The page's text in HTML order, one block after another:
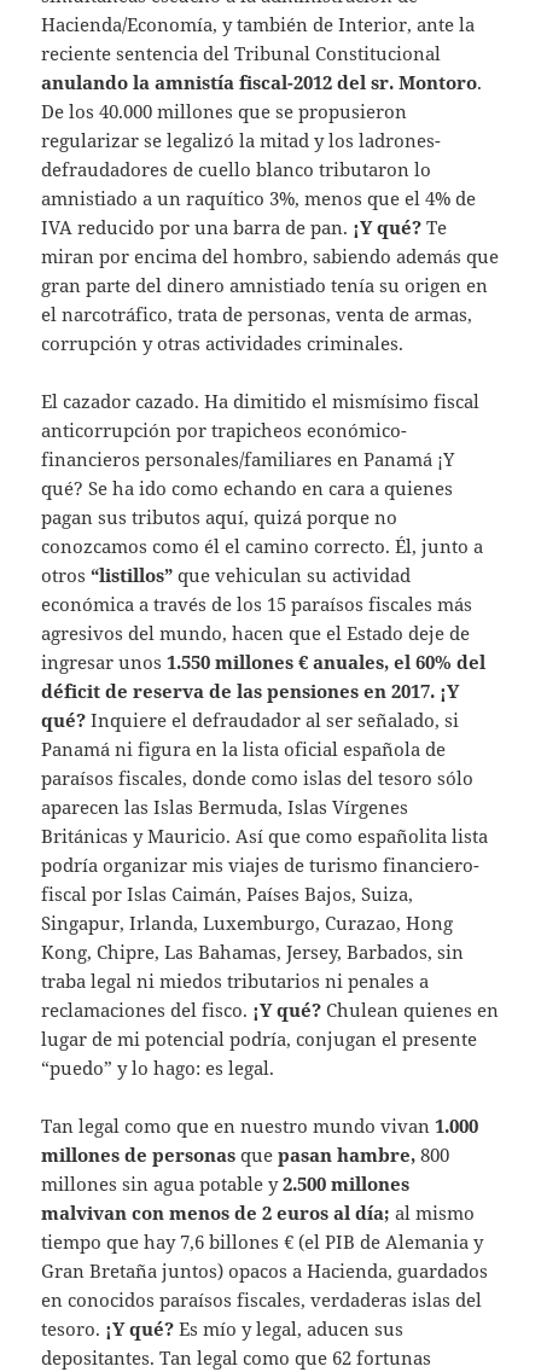
Hacienda/Economía, y también de Interior, ante la
reciente sentencia del Tribunal Constitucional
anulando la amnistía fiscal-2012 del sr. Montoro.
De los 40.000 millones que se propusieron
regularizar se legalizó la mitad y los ladrones-
defraudadores de cuello blanco tributaron lo
amnistiado a un raquítico 3%, menos que el 4% de
IVA reducido por una barra de pan. ¡Y qué? Te
miran por encima del hombro, sabiendo además que
gran parte del dinero amnistiado tenía su origen en
el narcotráfico, trata de personas, venta de armas,
corrupción y otras actividades criminales.
El cazador cazado. Ha dimitido el mismísimo fiscal
anticorrupción por trapicheos económico-
financieros personales/familiares en Panamá ¡Y
qué? Se ha ido como echando en cara a quienes
pagan sus tributos aquí, quizá porque no
conozcamos como él el camino correcto. Él, junto a
otros“listillos” que vehiculan su actividad
económica a través de los 15 paraísos fiscales más
agresivos del mundo, hacen que el Estado deje de
ingresar unos 1.550 millones € anuales, el 60% del
déficit de reserva de las pensiones en 2017. ¡Y
qué? Inquiere el defraudador al ser señalado, si
Panamá ni figura en la lista oficial española de
paraísos fiscales, donde como islas del tesoro sólo
aparecen las Islas Bermuda, Islas Vírgenes
Británicas y Mauricio. Así que como españolita lista
podría organizar mis viajes de turismo financiero-
fiscal por Islas Caimán, Países Bajos, Suiza,
Singapur, Irlanda, Luxemburgo, Curazao, Hong
Kong, Chipre, Las Bahamas, Jersey, Barbados, sin
traba legal ni miedos tributarios ni penales a
reclamaciones del fisco. ¡Y qué? Chulean quienes en
lugar de mi potencial podría, conjugan el presente
“puedo” y lo hago: es legal.
Tan legal como que en nuestro mundo vivan1.000
millones de personas quepasan hambre, 800
millones sin agua potable y2.500 millones
malvivan con menos de 2 euros al día; al mismo
tiempo que hay 7,6 billones € (el PIB de Alemania y
Gran Bretaña juntos) opacos a Hacienda, guardados
en conocidos paraísos fiscales, verdaderas islas del
tesoro. ¡Y qué? Es mío y legal, aducen sus
depositantes. Tan legal como que 62 fortunas